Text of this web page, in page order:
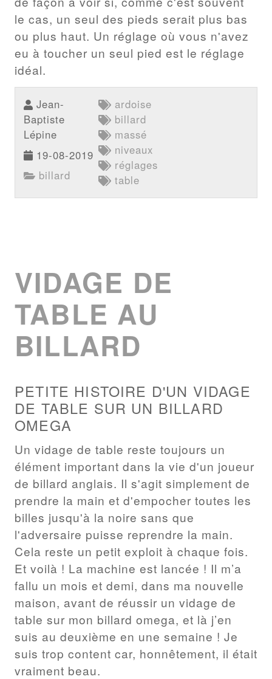
le cas, un seul des pieds serait plus bas
ou plus haut. Un réglage où vous n'avez
eu à toucher un seul pied est le réglage
idéal.
Jean-
Baptiste
Lépine
19-08-2019
billard
ardoise
billard
massé
niveaux
réglages
table
VIDAGE DE
TABLE AU
BILLARD
PETITE HISTOIRE D'UN VIDAGE
DE TABLE SUR UN BILLARD
OMEGA
Un vidage de table reste toujours un
élément important dans la vie d'un joueur
de billard anglais. Il s'agit simplement de
prendre la main et d'empocher toutes les
billes jusqu'à la noire sans que
l'adversaire puisse reprendre la main.
Cela reste un petit exploit à chaque fois.
Et voilà ! La machine est lancée ! Il m’a
fallu un mois et demi, dans ma nouvelle
maison, avant de réussir un vidage de
table sur mon billard omega, et là j’en
suis au deuxième en une semaine ! Je
suis trop content car, honnêtement, il était
vraiment beau.